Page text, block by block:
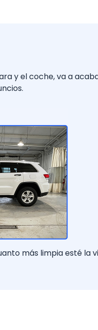
y el coche, va a
más limpia esté la